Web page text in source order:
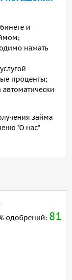
и
нажать
проценты;
займа
"О нас"
одобрений: 81